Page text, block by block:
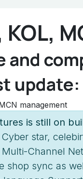
KOL,
and
update:
is still on
Cyber star,
Channel
shop sync as